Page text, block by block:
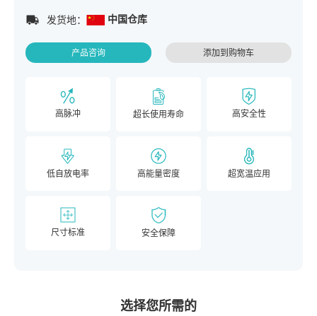
发货地： 中国仓库
产品咨询 添加到购物车
高脉冲 超长使用寿命 高安全性
低自放电率 高能量密度 超宽温应用
尺寸标准 安全保障
选择您所需的